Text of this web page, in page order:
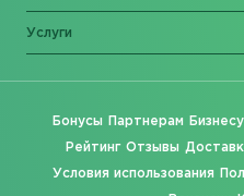
Услуги
Бонусы Партнерам Бизнесу
Рейтинг Отзывы
Условия использования